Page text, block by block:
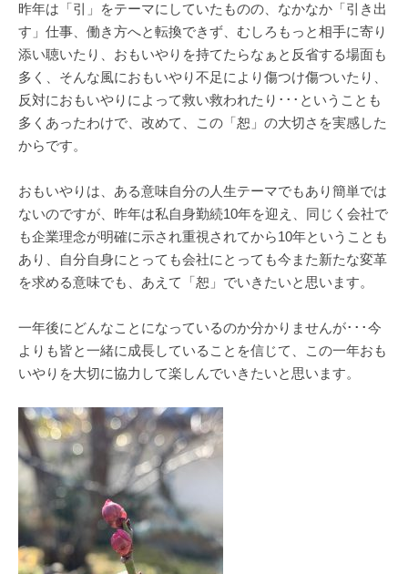
昨年は「引」をテーマにしていたものの、なかなか「引き出
す」仕事、働き方へと転換できず、むしろもっと相手に寄り
添い聴いたり、おもいやりを持てたらなぁと反省する場面も
多く、そんな風におもいやり不足により傷つけ傷ついたり、
反対におもいやりによって救い救われたり･･･ということも
多くあったわけで、改めて、この「恕」の大切さを実感した
からです。
おもいやりは、ある意味自分の人生テーマでもあり簡単では
ないのですが、昨年は私自身勤続10年を迎え、同じく会社で
も企業理念が明確に示され重視されてから10年ということも
あり、自分自身にとっても会社にとっても今また新たな変革
を求める意味でも、あえて「恕」でいきたいと思います。
一年後にどんなことになっているのか分かりませんが･･･今
よりも皆と一緒に成長していることを信じて、この一年おも
いやりを大切に協力して楽しんでいきたいと思います。